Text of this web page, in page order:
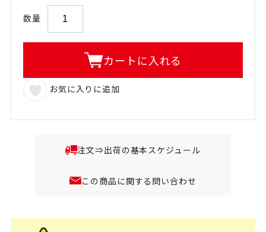
数量
カートに入れる
お気に入りに追加
注文⇒出荷の基本スケジュール
この商品に関する問い合わせ